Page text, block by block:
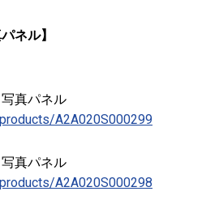
ネル】
真パネル
A2A020S000299
真パネル
A2A020S000298